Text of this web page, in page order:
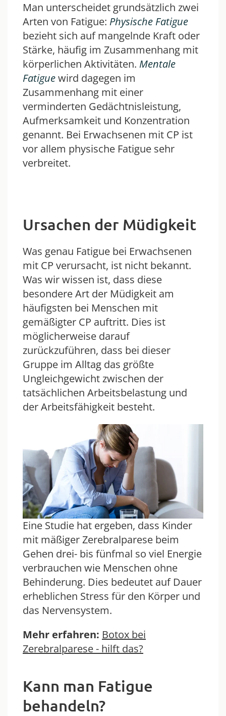
Man unterscheidet grundsätzlich zwei
Arten von Fatigue: Physische Fatigue
bezieht sich auf mangelnde Kraft oder
Stärke, häufig im Zusammenhang mit
körperlichen Aktivitäten. Mentale
Fatiguewird dagegen im
Zusammenhang mit einer
verminderten Gedächtnisleistung,
Aufmerksamkeit und Konzentration
genannt. Bei Erwachsenen mit CP ist
vor allem physische Fatigue sehr
verbreitet.
Ursachen der Müdigkeit
Was genau Fatigue bei Erwachsenen
mit CP verursacht, ist nicht bekannt.
Was wir wissen ist, dass diese
besondere Art der Müdigkeit am
häufigsten bei Menschen mit
gemäßigter CP auftritt. Dies ist
möglicherweise darauf
zurückzuführen, dass bei dieser
Gruppe im Alltag das größte
Ungleichgewicht zwischen der
tatsächlichen Arbeitsbelastung und
der Arbeitsfähigkeit besteht.
Eine Studie hat ergeben, dass Kinder
mit mäßiger Zerebralparese beim
Gehen drei- bis fünfmal so viel Energie
verbrauchen wie Menschen ohne
Behinderung. Dies bedeutet auf Dauer
erheblichen Stress für den Körper und
das Nervensystem.
Mehr erfahren: Botox bei
Zerebralparese - hilft das?
Kann man Fatigue
behandeln?